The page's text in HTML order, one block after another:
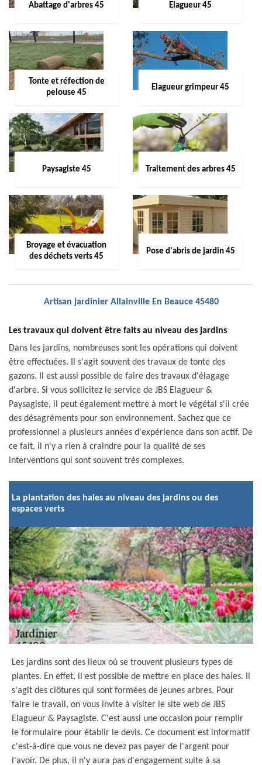
Abattage d'arbres 45 Elagueur 45
Tonte et réfection de
pelouse 45
Elagueur grimpeur 45
Paysagiste 45 Traitement des arbres 45
Broyage et évacuation
des déchets verts 45
Pose d'abris de jardin 45
Artisan jardinier Allainville En Beauce 45480
Les travaux qui doivent être faits au niveau des jardins
Dans les jardins, nombreuses sont les opérations qui doivent
être effectuées. Il s'agit souvent des travaux de tonte des
gazons. Il est aussi possible de faire des travaux d'élagage
d'arbre. Si vous sollicitez le service de JBS Elagueur &
Paysagiste, il peut également mettre à mort le végétal s'il crée
des désagréments pour son environnement. Sachez que ce
professionnel a plusieurs années d'expérience dans son actif. De
ce fait, il n'y a rien à craindre pour la qualité de ses
interventions qui sont souvent très complexes.
La plantation des haies au niveau des jardins ou des
espaces verts
Les jardins sont des lieux où se trouvent plusieurs types de
plantes. En effet, il est possible de mettre en place des haies. Il
s'agit des clôtures qui sont formées de jeunes arbres. Pour
faire le travail, on vous invite à visiter le site web de JBS
Elagueur & Paysagiste. C'est aussi une occasion pour remplir
le formulaire pour établir le devis. Ce document est informatif
c'est-à-dire que vous ne devez pas payer de l'argent pour
l'avoir. De plus, il n'y aura pas d'engagement suite à sa